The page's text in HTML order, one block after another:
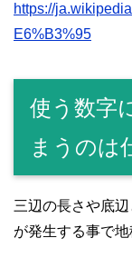
https://
E6%B3%95
使う数字
まうのは
三辺の長さや底
が発生する事で地